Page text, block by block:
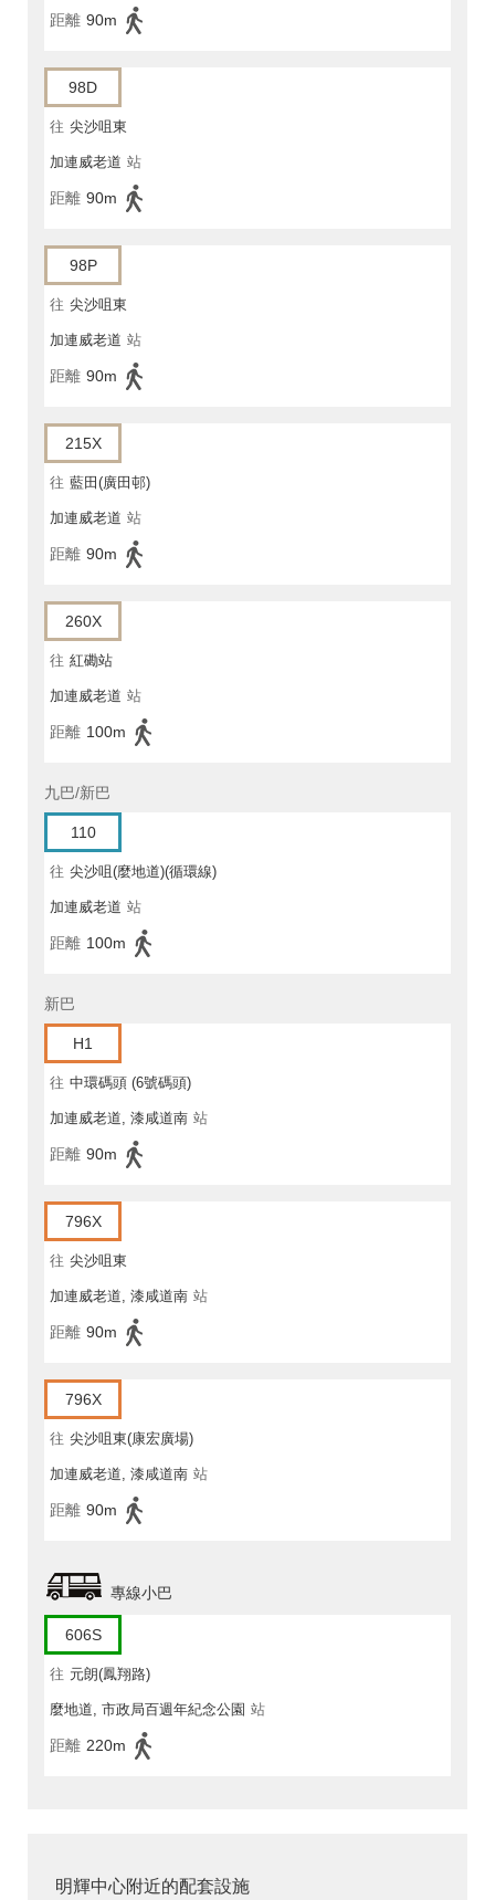
距離 90m
98D
往 尖沙咀東
加連威老道 站
距離 90m
98P
往 尖沙咀東
加連威老道 站
距離 90m
215X
往 藍田(廣田邨)
加連威老道 站
距離 90m
260X
往 紅磡站
加連威老道 站
距離 100m
九巴/新巴
110
往 尖沙咀(麼地道)(循環線)
加連威老道 站
距離 100m
新巴
H1
往 中環碼頭 (6號碼頭)
加連威老道, 漆咸道南 站
距離 90m
796X
往 尖沙咀東
加連威老道, 漆咸道南 站
距離 90m
796X
往 尖沙咀東(康宏廣場)
加連威老道, 漆咸道南 站
距離 90m
專線小巴
606S
往 元朗(鳳翔路)
麼地道, 市政局百週年紀念公園 站
距離 220m
明輝中心附近的配套設施